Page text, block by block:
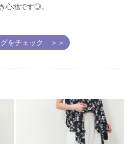
心地です◎。
グをチェック ＞＞